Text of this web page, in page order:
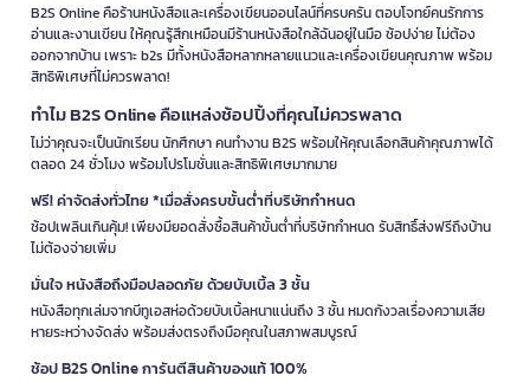
B2S Online คือร้านหนังสือและเครื่องเขียนออนไลน์ที่ครบครัน ตอบโจทย์คนรักการ
อ่านและงานเขียน ให้คุณรู้สึกเหมือนมีร้านหนังสือใกล้ฉันอยู่ในมือ ช้อปง่าย ไม่ต้อง
ออกจากบ้าน เพราะ b2s มีทั้งหนังสือหลากหลายแนวและเครื่องเขียนคุณภาพ พร้อม
สิทธิพิเศษที่ไม่ควรพลาด!
ทำไม B2S Online คือแหล่งช้อปปิ้งที่คุณไม่ควรพลาด
ไม่ว่าคุณจะเป็นนักเรียน นักศึกษา คนทำงาน B2S พร้อมให้คุณเลือกสินค้าคุณภาพได้
ตลอด 24 ชั่วโมง พร้อมโปรโมชั่นและสิทธิพิเศษมากมาย
ฟรี! ค่าจัดส่งทั่วไทย *เมื่อสั่งครบขั้นต่ำที่บริษัทกำหนด
ช้อปเพลินเกินคุ้ม! เพียงมียอดสั่งซื้อสินค้าขั้นต่ำที่บริษัทกำหนด รับสิทธิ์ส่งฟรีถึงบ้าน
ไม่ต้องจ่ายเพิ่ม
มั่นใจ หนังสือถึงมือปลอดภัย ด้วยบับเบิ้ล 3 ชั้น
หนังสือทุกเล่มจากบีทูเอสห่อด้วยบับเบิ้ลหนาแน่นถึง 3 ชั้น หมดกังวลเรื่องความเสีย
หายระหว่างจัดส่ง พร้อมส่งตรงถึงมือคุณในสภาพสมบูรณ์
ช้อป B2S Online การันตีสินค้าของแท้ 100%